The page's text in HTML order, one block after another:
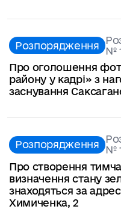
Розпорядження №
Про оголошення
району у кадрі» з
заснування
Розпорядження №
Про створення
визначення стану
знаходяться за
Химиченка, 2